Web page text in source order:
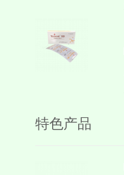
特色产品